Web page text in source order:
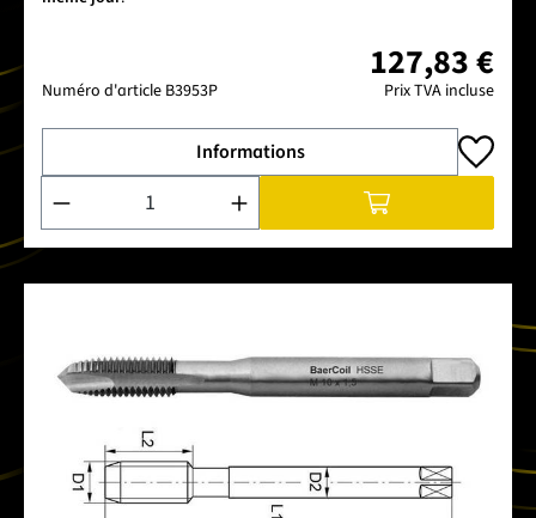
Numéro d'article B3953P
127,83 €
Prix TVA incluse
Informations
Quantité de produit : Entrez la quantité souhaitée ou